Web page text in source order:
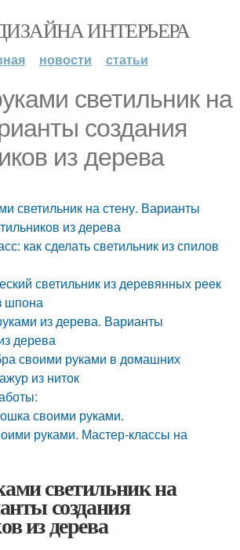
ИНТЕРЬЕРА
новости статьи
светильник на
создания
из дерева
светильник на стену. Варианты
из дерева
как сделать светильник из спилов
светильник из деревянных реек
шпона
из дерева. Варианты
дерева
своими руками в домашних
из ниток
своими руками.
руками. Мастер-классы на
светильник на
создания
из дерева